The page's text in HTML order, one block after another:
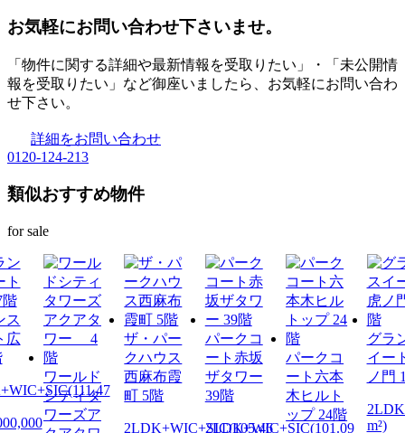
お気軽にお問い合わせ下さいませ。
「物件に関する詳細や最新情報を受取りたい」・「未公開情
報を受取りたい」など御座いましたら、お気軽にお問い合わ
せ下さい。
詳細をお問い合わせ
0120-124-213
類似おすすめ物件
for sale
ス
広
ワールド
シティタ
ワーズア
ザ・パー
クハウス
西麻布霞
町 5階
2LDK+WIC+SIC(105.46
パークコ
ート赤坂
ザタワー
39階
2LDK+WIC+SIC(101.09
パークコ
ート六本
木ヒルト
ップ 24階
グラ
イー
ノ門
m²)